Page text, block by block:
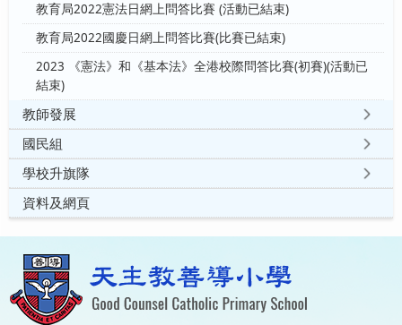
教育局2022憲法日網上問答比賽 (活動已結束)
教育局2022國慶日網上問答比賽(比賽已結束)
2023 《憲法》和《基本法》全港校際問答比賽(初賽)(活動已
結束)
教師發展
國民組
學校升旗隊
資料及網頁